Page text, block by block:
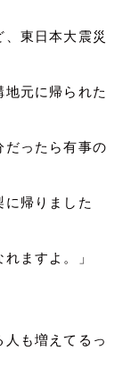
、東日本大震災
元に帰られた
ったら有事の
帰りました
ますよ。」
人も増えてるっ